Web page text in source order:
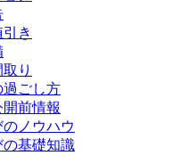
き
り
過ごし方
前情報
ノウハウ
の基礎知識